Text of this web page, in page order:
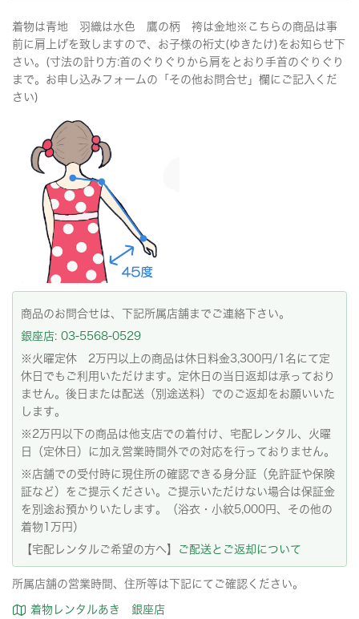
着物は青地 羽織は水色 鷹の柄 袴は金地※こちらの商品は事
前に肩上げを致しますので、お子様の裄丈(ゆきたけ)をお知らせ下
さい。(寸法の計り方:首のぐりぐりから肩をとおり手首のぐりぐり
まで。お申し込みフォームの「その他お問合せ」欄にご記入くだ
さい)
商品のお問合せは、下記所属店舗までご連絡下さい。
銀座店: 03-5568-0529
※火曜定休 2万円以上の商品は休日料金3,300円/1名にて定
休日でもご利用いただけます。定休日の当日返却は承っており
ません。後日または配送（別途送料）でのご返却をお願いいた
します。
※2万円以下の商品は他支店での着付け、宅配レンタル、火曜
日（定休日）に加え営業時間外での対応を行っておりません。
※店舗での受付時に現住所の確認できる身分証（免許証や保険
証など）をご提示ください。ご提示いただけない場合は保証金
を別途お預かりいたします。（浴衣・小紋5,000円、その他の
着物1万円）
【宅配レンタルご希望の方へ】
ご配送とご返却について
所属店舗の営業時間、住所等は下記にてご確認ください。
着物レンタルあき 銀座店